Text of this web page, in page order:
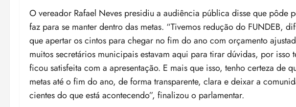
O vereador Rafael Neves presidiu a audiência pública disse que pôde
faz para se manter dentro das metas. “Tivemos redução do FUNDEB,
que apertar os cintos para chegar no fim do ano com orçamento
muitos secretários municipais estavam aqui para tirar dúvidas, por isso
ficou satisfeita com a apresentação. E mais que isso, tenho certeza de
metas até o fim do ano, de forma transparente, clara e deixar a
cientes do que está acontecendo”, finalizou o parlamentar.